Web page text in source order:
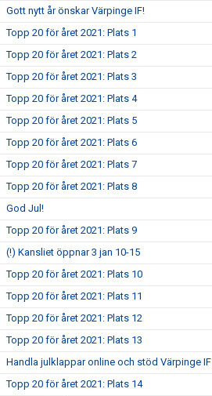
Gott nytt år önskar Värpinge IF!
Topp 20 för året 2021: Plats 1
Topp 20 för året 2021: Plats 2
Topp 20 för året 2021: Plats 3
Topp 20 för året 2021: Plats 4
Topp 20 för året 2021: Plats 5
Topp 20 för året 2021: Plats 6
Topp 20 för året 2021: Plats 7
Topp 20 för året 2021: Plats 8
God Jul!
Topp 20 för året 2021: Plats 9
(!) Kansliet öppnar 3 jan 10-15
Topp 20 för året 2021: Plats 10
Topp 20 för året 2021: Plats 11
Topp 20 för året 2021: Plats 12
Topp 20 för året 2021: Plats 13
Handla julklappar online och stöd Värpinge IF
Topp 20 för året 2021: Plats 14